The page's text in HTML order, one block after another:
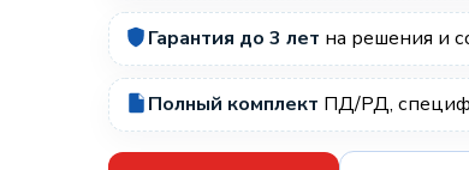
Гарантия до 3 лет на решения и
Полный комплект ПД/РД,